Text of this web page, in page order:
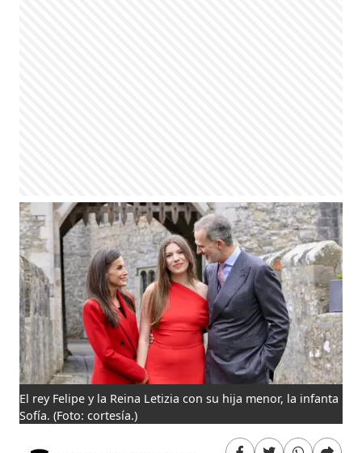
El rey Felipe y la Reina Letizia con su hija menor, la infanta
Sofía. (Foto: cortesía.)